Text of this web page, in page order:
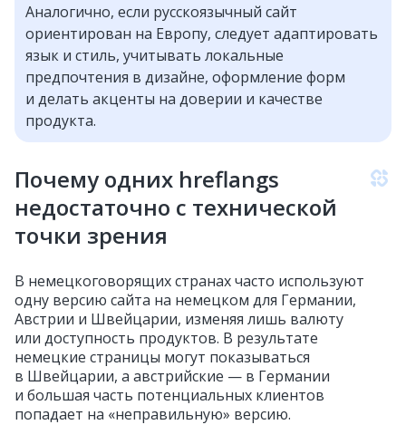
Аналогично, если русскоязычный сайт
ориентирован на Европу, следует адаптировать
язык и стиль, учитывать локальные
предпочтения в дизайне, оформление форм
и делать акценты на доверии и качестве
продукта.
Почему одних hreflangs
недостаточно с технической
точки зрения
В немецкоговорящих странах часто используют
одну версию сайта на немецком для Германии,
Австрии и Швейцарии, изменяя лишь валюту
или доступность продуктов. В результате
немецкие страницы могут показываться
в Швейцарии, а австрийские — в Германии
и большая часть потенциальных клиентов
попадает на «неправильную» версию.